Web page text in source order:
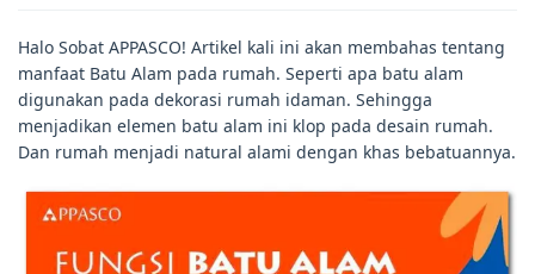
Halo Sobat APPASCO! Artikel kali ini akan membahas tentang
manfaat Batu Alam pada rumah. Seperti apa batu alam
digunakan pada dekorasi rumah idaman. Sehingga
menjadikan elemen batu alam ini klop pada desain rumah.
Dan rumah menjadi natural alami dengan khas bebatuannya.